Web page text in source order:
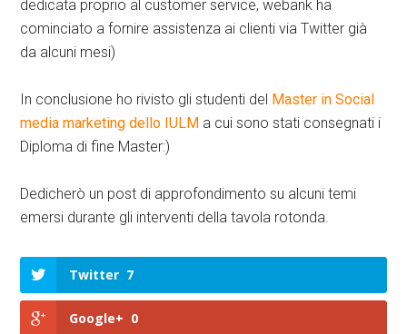
dedicata proprio al customer service, webank ha
cominciato a fornire assistenza ai clienti via Twitter già
da alcuni mesi)
In conclusione ho rivisto gli studenti del Master in Social
media marketing dello IULM a cui sono stati consegnati i
Diploma di fine Master:)
Dedicherò un post di approfondimento su alcuni temi
emersi durante gli interventi della tavola rotonda.
Twitter 7
Google+ 0